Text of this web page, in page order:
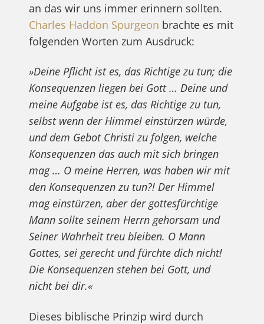
an das wir uns immer erinnern sollten.
Charles Haddon Spurgeon brachte es mit
folgenden Worten zum Ausdruck:
»Deine Pflicht ist es, das Richtige zu tun; die
Konsequenzen liegen bei Gott … Deine und
meine Aufgabe ist es, das Richtige zu tun,
selbst wenn der Himmel einstürzen würde,
und dem Gebot Christi zu folgen, welche
Konsequenzen das auch mit sich bringen
mag … O meine Herren, was haben wir mit
den Konsequenzen zu tun?! Der Himmel
mag einstürzen, aber der gottesfürchtige
Mann sollte seinem Herrn gehorsam und
Seiner Wahrheit treu bleiben. O Mann
Gottes, sei gerecht und fürchte dich nicht!
Die Konsequenzen stehen bei Gott, und
nicht bei dir.«
Dieses biblische Prinzip wird durch